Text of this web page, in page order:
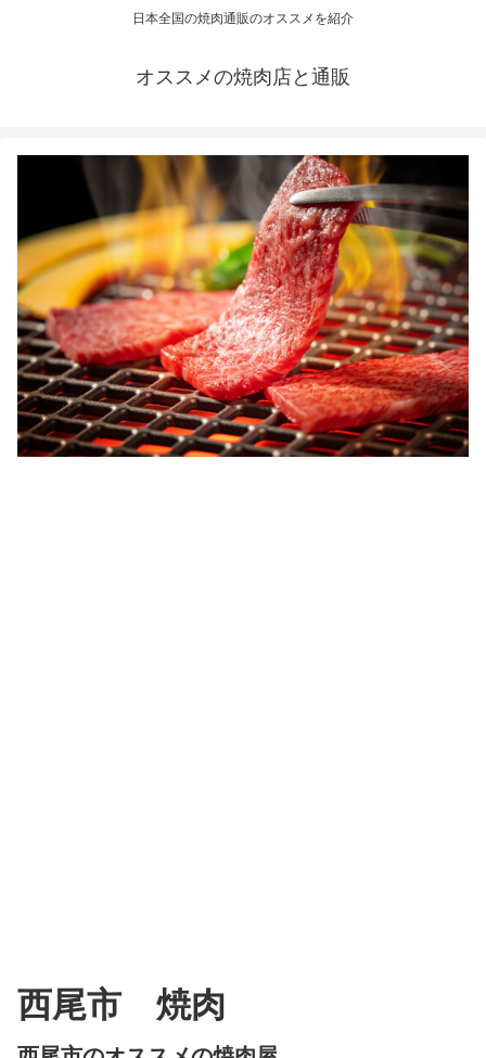
日本全国の焼肉通販のオススメを紹介
オススメの焼肉店と通販
西尾市 焼肉